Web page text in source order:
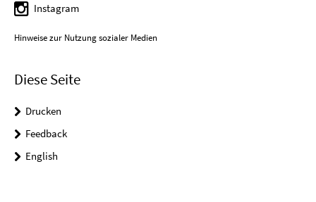
Instagram
Hinweise zur Nutzung sozialer Medien
Diese Seite
Drucken
Feedback
English